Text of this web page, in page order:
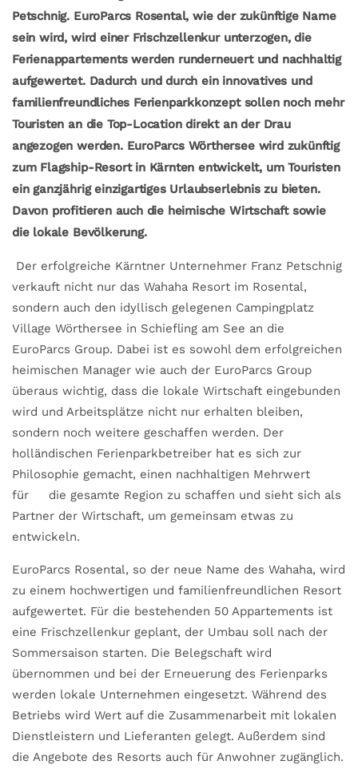
Petschnig. EuroParcs Rosental, wie der zukünftige Name
sein wird, wird einer Frischzellenkur unterzogen, die
Ferienappartements werden runderneuert und nachhaltig
aufgewertet. Dadurch und durch ein innovatives und
familienfreundliches Ferienparkkonzept sollen noch mehr
Touristen an die Top-Location direkt an der Drau
angezogen werden. EuroParcs Wörthersee wird zukünftig
zum Flagship-Resort in Kärnten entwickelt, um Touristen
ein ganzjährig einzigartiges Urlaubserlebnis zu bieten.
Davon profitieren auch die heimische Wirtschaft sowie
die lokale Bevölkerung.
Der erfolgreiche Kärntner Unternehmer Franz Petschnig
verkauft nicht nur das Wahaha Resort im Rosental,
sondern auch den idyllisch gelegenen Campingplatz
Village Wörthersee in Schiefling am See an die
EuroParcs Group. Dabei ist es sowohl dem erfolgreichen
heimischen Manager wie auch der EuroParcs Group
überaus wichtig, dass die lokale Wirtschaft eingebunden
wird und Arbeitsplätze nicht nur erhalten bleiben,
sondern noch weitere geschaffen werden. Der
holländischen Ferienparkbetreiber hat es sich zur
Philosophie gemacht, einen nachhaltigen Mehrwert
für die gesamte Region zu schaffen und sieht sich als
Partner der Wirtschaft, um gemeinsam etwas zu
entwickeln.
EuroParcs Rosental, so der neue Name des Wahaha, wird
zu einem hochwertigen und familienfreundlichen Resort
aufgewertet. Für die bestehenden 50 Appartements ist
eine Frischzellenkur geplant, der Umbau soll nach der
Sommersaison starten. Die Belegschaft wird
übernommen und bei der Erneuerung des Ferienparks
werden lokale Unternehmen eingesetzt. Während des
Betriebs wird Wert auf die Zusammenarbeit mit lokalen
Dienstleistern und Lieferanten gelegt. Außerdem sind
die Angebote des Resorts auch für Anwohner zugänglich.